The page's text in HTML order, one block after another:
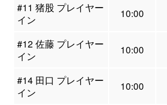
#11 猪股 プレイヤー
イン
10:00
#12 佐藤 プレイヤー
イン
10:00
#14 田口 プレイヤー
イン
10:00